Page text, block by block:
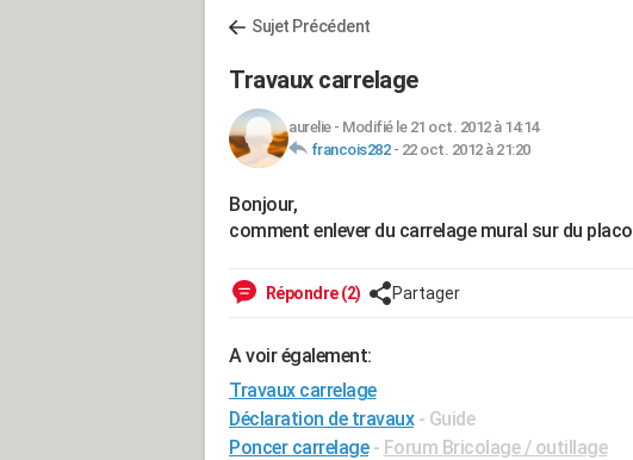
Sujet Précédent
Travaux carrelage
aurelie- Modifié le 21 oct. 2012 à 14:14
francois282- 22 oct. 2012 à 21:20
Bonjour,
comment enlever du carrelage mural sur du placo
Répondre (2) Partager
A voir également:
Travaux carrelage
Déclaration de travaux - Guide
Poncer carrelage - Forum Bricolage / outillage